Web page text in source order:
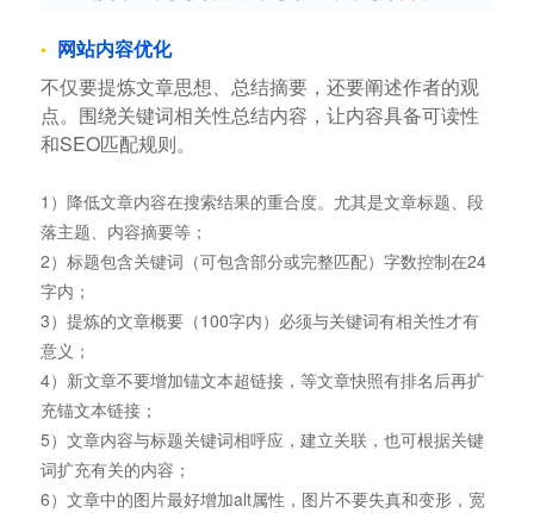
网站内容优化
不仅要提炼文章思想、总结摘要，还要阐述作者的观
点。围绕关键词相关性总结内容，让内容具备可读性
和SEO匹配规则。
1）降低文章内容在搜索结果的重合度。尤其是文章标题、段
落主题、内容摘要等；
2）标题包含关键词（可包含部分或完整匹配）字数控制在24
字内；
3）提炼的文章概要（100字内）必须与关键词有相关性才有
意义；
4）新文章不要增加锚文本超链接，等文章快照有排名后再扩
充锚文本链接；
5）文章内容与标题关键词相呼应，建立关联，也可根据关键
词扩充有关的内容；
6）文章中的图片最好增加alt属性，图片不要失真和变形，宽